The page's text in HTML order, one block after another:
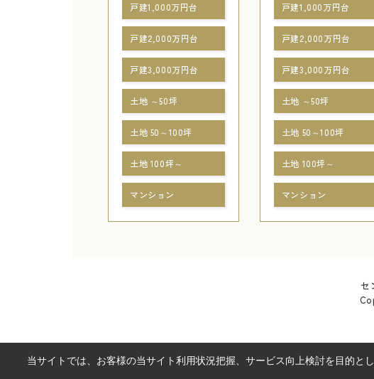
戸建1,000万円台
戸建2,000万円台
戸建3,000万円台
土地 ～50坪
土地 50～100坪
土地 100坪～
マンション
戸建1,000万円台
戸建2,000万円台
戸建3,000万円台
土地 ～50坪
土地 50～100坪
土地 100坪～
マンション
セ
当サイトでは、お客様の当サイト利用状況把握、サービス向上検討を目的と